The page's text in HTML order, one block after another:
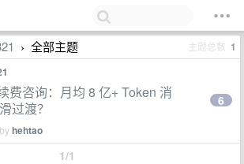
› 全部主题 主题总数 1
费咨询：月均 8 亿+ Token 消
过渡？
hehtao
6
1/1